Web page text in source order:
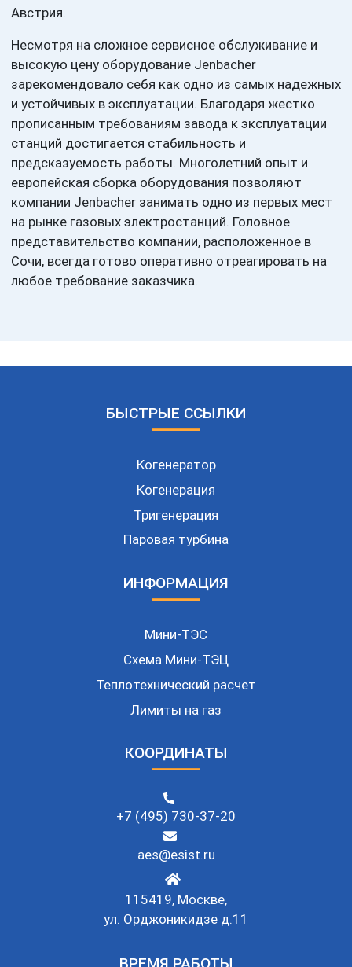
Австрия.
Несмотря на сложное сервисное обслуживание и
высокую цену оборудование Jenbacher
зарекомендовало себя как одно из самых надежных
и устойчивых в эксплуатации. Благодаря жестко
прописанным требованиям завода к эксплуатации
станций достигается стабильность и
предсказуемость работы. Многолетний опыт и
европейская сборка оборудования позволяют
компании Jenbacher занимать одно из первых мест
на рынке газовых электростанций. Головное
представительство компании, расположенное в
Сочи, всегда готово оперативно отреагировать на
любое требование заказчика.
БЫСТРЫЕ ССЫЛКИ
Когенератор
Когенерация
Тригенерация
Паровая турбина
ИНФОРМАЦИЯ
Мини-ТЭС
Схема Мини-ТЭЦ
Теплотехнический расчет
Лимиты на газ
КООРДИНАТЫ
+7 (495) 730-37-20
aes@esist.ru
115419, Москве,
ул. Орджоникидзе д.11
ВРЕМЯ РАБОТЫ